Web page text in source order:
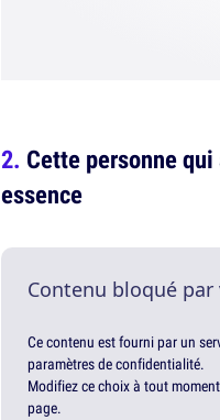
Cette personne
essence
Contenu bloqué
Ce contenu est fourni par un
paramètres de confidentialité.
Modifiez ce choix à tout
page.